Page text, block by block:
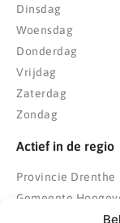
Dinsdag
Woensdag
Donderdag
Vrijdag
Zaterdag
Zondag
Actief in de regio
Provincie Drenthe
Gemeente
Gemeente Meppel